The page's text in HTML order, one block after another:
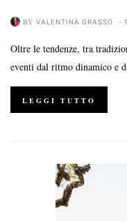
BY VALENTINA GRASSO
Oltre le tendenze, tra
eventi dal ritmo dinamico e
LEGGI TUTTO